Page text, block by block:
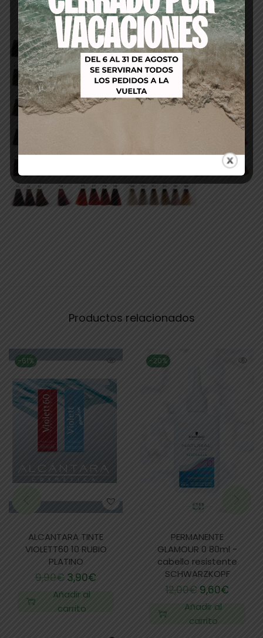
Productos relacionados
-61%
ALCANTARA TINTE
VIOLETT60 10 RUBIO
PLATINO
9,90€ 3,90€
Añadir al
carrito
-20%
PERMANENTE
GLAMOUR 0 80ml -
cabello resistente
SCHWARZKOPF
12,00€ 9,60€
Añadir al
carrito